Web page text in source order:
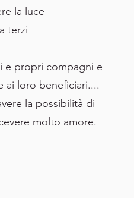
la luce
terzi
e propri compagni e
ai loro beneficiari....
la possibilità di
molto amore.